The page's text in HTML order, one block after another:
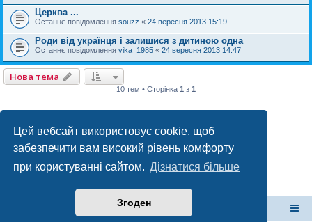
Цей вебсайт використовує cookie, щоб
забезпечити вам високий рівень комфорту
при користуванні сайтом. Дізнатися більше
Згоден
Церква ...
Останнє повідомлення souzz « 24 вересня 2013 15:19
Роди від українця і залишися з дитиною одна
Останнє повідомлення vika_1985 « 24 вересня 2013 14:47
Нова тема
10 тем • Сторінка 1 з 1
ПРАВА ДОСТУПУ
Вине можетестворювати нові теми у цьому форумі
не можетередагувати ваші повідомлення у цьому форумі
додавати файли у цьому форумі
Список форумів